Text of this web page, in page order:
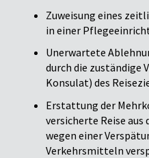
Zuweisung eines
in einer
Unerwartete
durch die zuständige
Konsulat) des
Erstattung der
versicherte Reise aus
wegen einer
Verkehrsmitteln